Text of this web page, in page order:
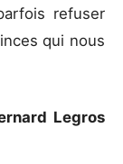
refuser
qui nous
Legros